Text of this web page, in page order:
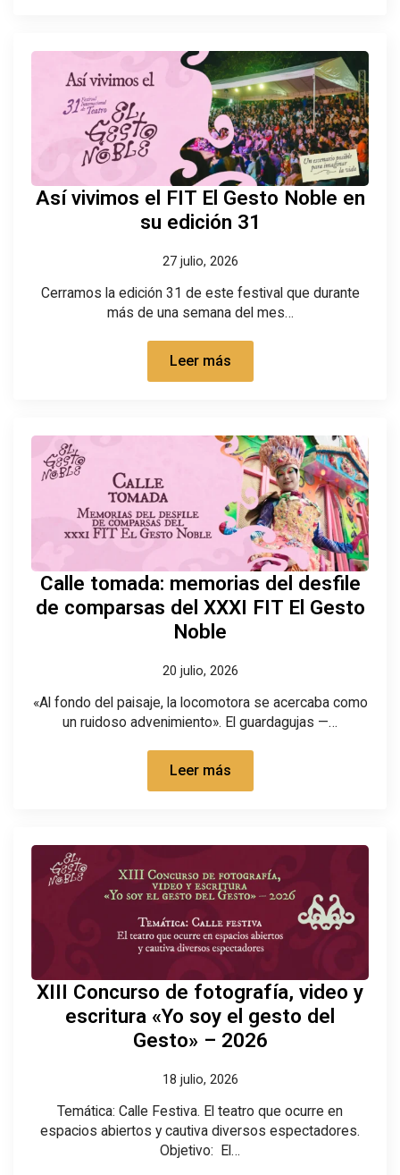
Así vivimos el FIT El Gesto Noble en
su edición 31
27 julio, 2026
Cerramos la edición 31 de este festival que durante
más de una semana del mes…
Leer más
Calle tomada: memorias del desfile
de comparsas del XXXI FIT El Gesto
Noble
20 julio, 2026
«Al fondo del paisaje, la locomotora se acercaba como
un ruidoso advenimiento». El guardagujas —…
Leer más
XIII Concurso de fotografía, video y
escritura «Yo soy el gesto del
Gesto» – 2026
18 julio, 2026
Temática: Calle Festiva. El teatro que ocurre en
espacios abiertos y cautiva diversos espectadores.
Objetivo: El…